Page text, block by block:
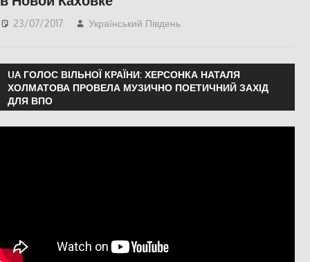
23/07/2017 Український Південь
UA ГОЛОС ВІЛЬНОЇ КРАЇНИ: ХЕРСОНКА НАТАЛЯ
ХОЛМАТОВА ПРОВЕЛА МУЗИЧНО ПОЕТИЧНИЙ ЗАХІД
ДЛЯ ВПО